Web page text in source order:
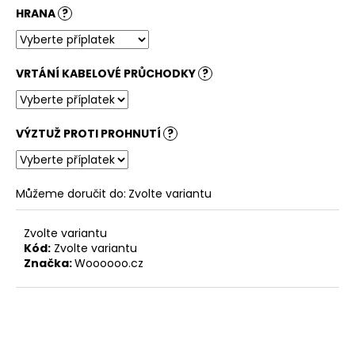
HRANA ?
VRTÁNÍ KABELOVÉ PRŮCHODKY ?
VÝZTUŽ PROTI PROHNUTÍ ?
Můžeme doručit do: Zvolte variantu
Zvolte variantu
Kód: Zvolte variantu
Značka:Woooooo.cz
Kč